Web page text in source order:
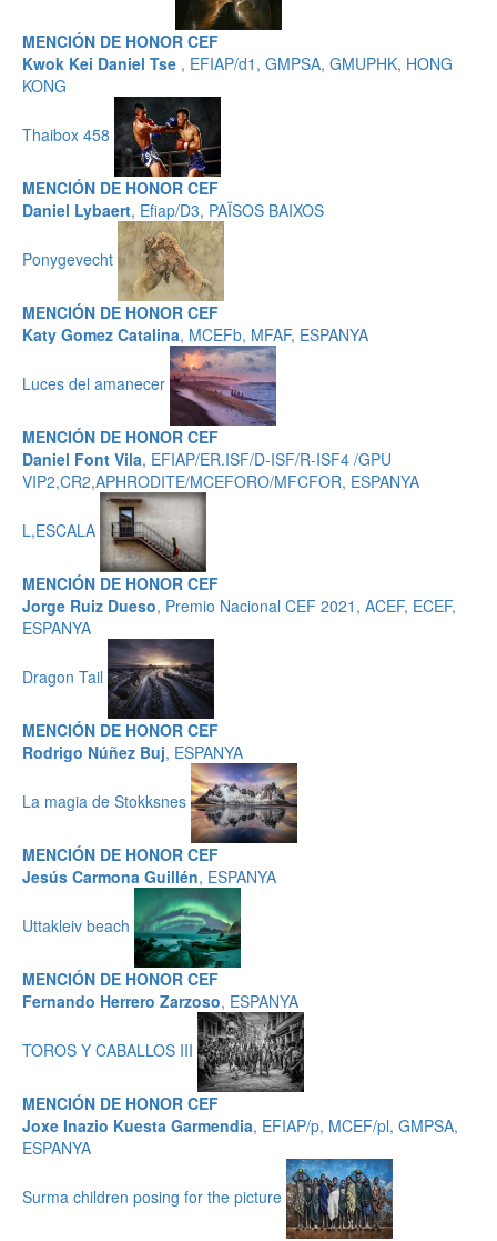
MENCIÓN DE HONOR CEF
Kwok Kei Daniel Tse , EFIAP/d1, GMPSA, GMUPHK, HONG
KONG
Thaibox 458
MENCIÓN DE HONOR CEF
Daniel Lybaert, Efiap/D3, PAÏSOS BAIXOS
Ponygevecht
MENCIÓN DE HONOR CEF
Katy Gomez Catalina, MCEFb, MFAF, ESPANYA
Luces del amanecer
MENCIÓN DE HONOR CEF
Daniel Font Vila, EFIAP/ER.ISF/D-ISF/R-ISF4 /GPU
VIP2,CR2,APHRODITE/MCEFORO/MFCFOR, ESPANYA
L,ESCALA
MENCIÓN DE HONOR CEF
Jorge Ruiz Dueso, Premio Nacional CEF 2021, ACEF, ECEF,
ESPANYA
Dragon Tail
MENCIÓN DE HONOR CEF
Rodrigo Núñez Buj, ESPANYA
La magia de Stokksnes
MENCIÓN DE HONOR CEF
Jesús Carmona Guillén, ESPANYA
Uttakleiv beach
MENCIÓN DE HONOR CEF
Fernando Herrero Zarzoso, ESPANYA
TOROS Y CABALLOS III
MENCIÓN DE HONOR CEF
Joxe Inazio Kuesta Garmendia, EFIAP/p, MCEF/pl, GMPSA,
ESPANYA
Surma children posing for the picture